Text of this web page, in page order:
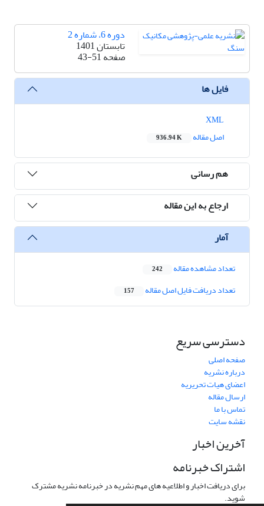
دوره 6، شماره 2
تابستان 1401
صفحه43-51
فایل ها
اصل مقاله
936.94 K
هم رسانی
ارجاع به این مقاله
آمار
تعداد مشاهده مقاله 242
تعداد دریافت فایل اصل مقاله 157
دسترسی سریع
صفحه اصلی
درباره نشریه
اعضای هیات تحریریه
ارسال مقاله
تماس با ما
نقشه سایت
آخرین اخبار
اشتراک خبرنامه
برای دریافت اخبار و اطلاعیه های مهم نشریه در خبرنامه نشریه مشترک
شوید.